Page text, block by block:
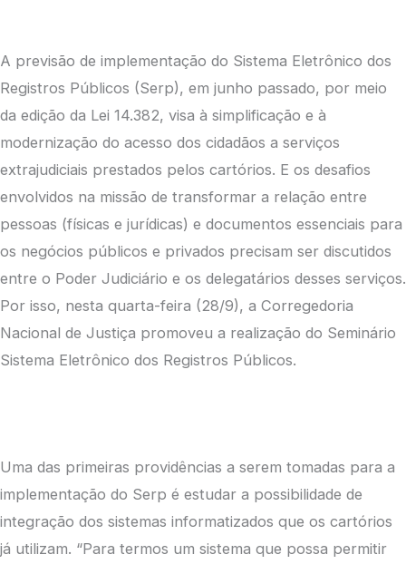
A previsão de implementação do Sistema Eletrônico dos
Registros Públicos (Serp), em junho passado, por meio
da edição da Lei 14.382, visa à simplificação e à
modernização do acesso dos cidadãos a serviços
extrajudiciais prestados pelos cartórios. E os desafios
envolvidos na missão de transformar a relação entre
pessoas (físicas e jurídicas) e documentos essenciais para
os negócios públicos e privados precisam ser discutidos
entre o Poder Judiciário e os delegatários desses serviços.
Por isso, nesta quarta-feira (28/9), a Corregedoria
Nacional de Justiça promoveu a realização do Seminário
Sistema Eletrônico dos Registros Públicos.
Uma das primeiras providências a serem tomadas para a
implementação do Serp é estudar a possibilidade de
integração dos sistemas informatizados que os cartórios
já utilizam. “Para termos um sistema que possa permitir